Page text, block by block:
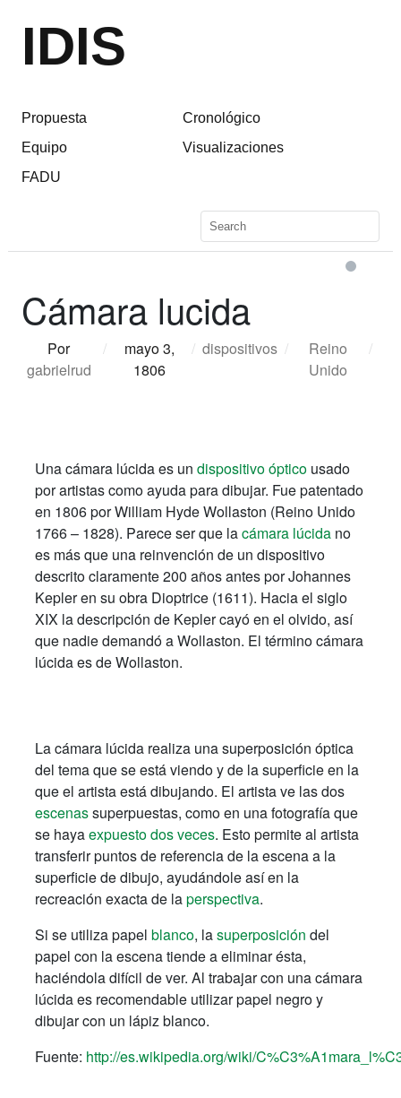
IDIS
Propuesta
Equipo
FADU
Cronológico
Visualizaciones
Cámara lucida
Por
gabrielrud
/
mayo 3,
1806
/ dispositivos /
Reino
Unido
/
Una cámara lúcida es un dispositivoóptico usado
por artistas como ayuda para dibujar. Fue patentado
en 1806 por William Hyde Wollaston (Reino Unido
1766– 1828). Parece ser que lacámara lúcida no
es más que una reinvención de un dispositivo
descrito claramente 200 años antes por Johannes
Kepler en su obra Dioptrice (1611). Hacia el siglo
XIX la descripción de Kepler cayó en el olvido, así
que nadie demandó a Wollaston. El término cámara
lúcida es de Wollaston.
La cámara lúcida realiza una superposición óptica
del tema que se está viendo y de la superficie en la
que el artista está dibujando. El artista ve las dos
escenassuperpuestas, como en una fotografía que
se hayaexpuesto dos veces. Esto permite al artista
transferir puntos de referencia de la escena a la
superficie de dibujo, ayudándole así en la
recreación exacta de laperspectiva.
Si se utiliza papel blanco, lasuperposición del
papel con la escena tiende a eliminar ésta,
haciéndola difícil de ver. Al trabajar con una cámara
lúcida es recomendable utilizar papel negro y
dibujar con un lápiz blanco.
Fuente: http://es.wikipedia.org/wiki/